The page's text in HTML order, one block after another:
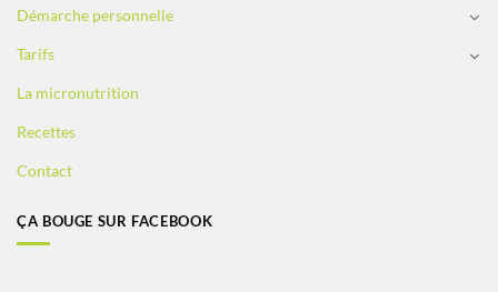
Démarche personnelle
Tarifs
La micronutrition
Recettes
Contact
ÇA BOUGE SUR FACEBOOK